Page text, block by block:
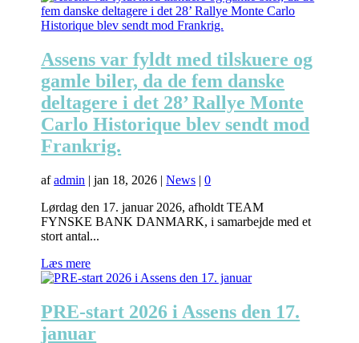
Assens var fyldt med tilskuere og
gamle biler, da de fem danske
deltagere i det 28’ Rallye Monte
Carlo Historique blev sendt mod
Frankrig.
afadmin |jan 18, 2026 |News |0
Lørdag den 17. januar 2026, afholdt TEAM
FYNSKE BANK DANMARK, i samarbejde med et
stort antal...
Læs mere
PRE-start 2026 i Assens den 17.
januar